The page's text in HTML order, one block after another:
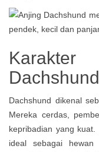
Dachshund
Dachshund dikenal
Mereka cerdas,
kepribadian yang
ideal sebagai hewan